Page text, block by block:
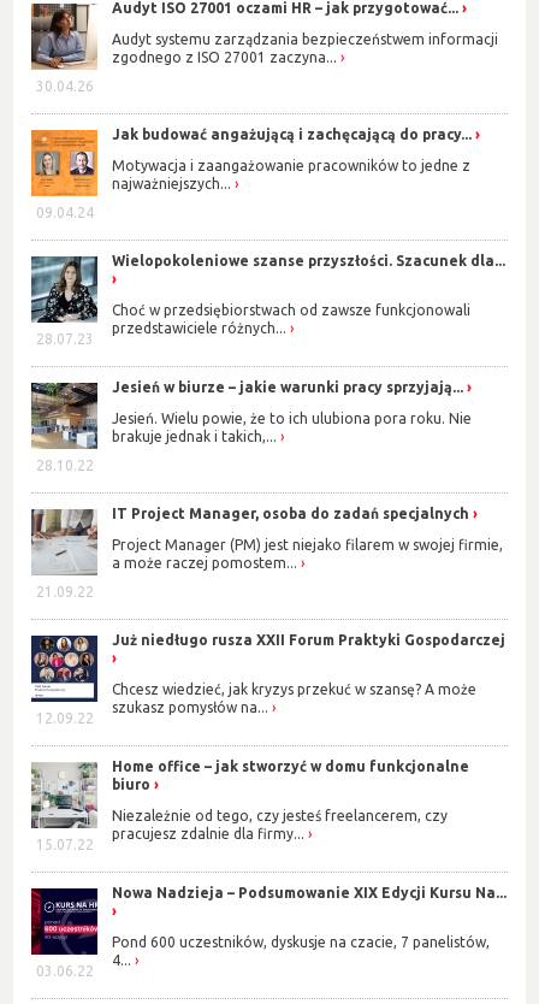
30.04.26
Audyt ISO 27001 oczami HR – jak przygotować...
Audyt systemu zarządzania bezpieczeństwem informacji
zgodnego z ISO 27001 zaczyna...
09.04.24
Jak budować angażującą i zachęcającą do pracy...
Motywacja i zaangażowanie pracowników to jedne z
najważniejszych...
28.07.23
Wielopokoleniowe szanse przyszłości. Szacunek dla...
Choć w przedsiębiorstwach od zawsze funkcjonowali
przedstawiciele różnych...
28.10.22
Jesień w biurze – jakie warunki pracy sprzyjają...
Jesień. Wielu powie, że to ich ulubiona pora roku. Nie
brakuje jednak i takich,...
21.09.22
IT Project Manager, osoba do zadań specjalnych
Project Manager (PM) jest niejako filarem w swojej firmie,
a może raczej pomostem...
12.09.22
Już niedługo rusza XXII Forum Praktyki Gospodarczej
Chcesz wiedzieć, jak kryzys przekuć w szansę? A może
szukasz pomysłów na...
15.07.22
Home office – jak stworzyć w domu funkcjonalne
biuro
Niezależnie od tego, czy jesteś freelancerem, czy
pracujesz zdalnie dla firmy...
03.06.22
Nowa Nadzieja – Podsumowanie XIX Edycji Kursu Na...
Pond 600 uczestników, dyskusje na czacie, 7 panelistów,
4...